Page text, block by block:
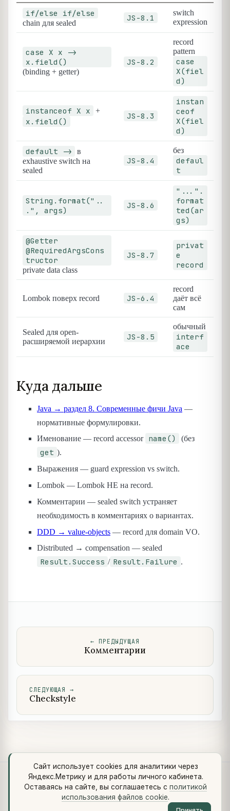
if/else if/else
chain для sealed
JS-8.1
switch
expression
case X x ->
x.field()
(binding + getter)
JS-8.2
record
pattern
case
X(fiel
d)
instanceof X x +
x.field()
JS-8.3
instan
ceof
X(fiel
d)
default ->
в
exhaustive switch на
sealed
JS-8.4
без
defaul
t
String.format("..
.", args)
JS-8.6
"...".
format
ted(ar
gs)
@Getter
@RequiredArgsCons
tructor
private data class
JS-8.7
privat
e
record
Lombok поверх record JS-6.4
record
даёт всё
сам
Sealed для open-
расширяемой иерархии
JS-8.5
обычный
interf
ace
Куда дальше
Java → раздел 8. Современные фичи Java —
нормативные формулировки.
Именование — record accessor name() (без
get ).
Выражения — guard expression vs switch.
Lombok — Lombok НЕ на record.
Комментарии — sealed switch устраняет
необходимость в комментариях о вариантах.
DDD → value-objects — record для domain VO.
Distributed → compensation — sealed
Result.Success / Result.Failure .
← ПРЕДЫДУЩАЯ
Комментарии
СЛЕДУЮЩАЯ →
Checkstyle
Что нового Стандарты Сквозной кейс
Методология (Use Case Pattern)
Telegram
Сайт использует cookies для аналитики через
Яндекс.Метрику и для работы личного кабинета.
Оставаясь на сайте, вы соглашаетесь с политикой
использования файлов cookie.